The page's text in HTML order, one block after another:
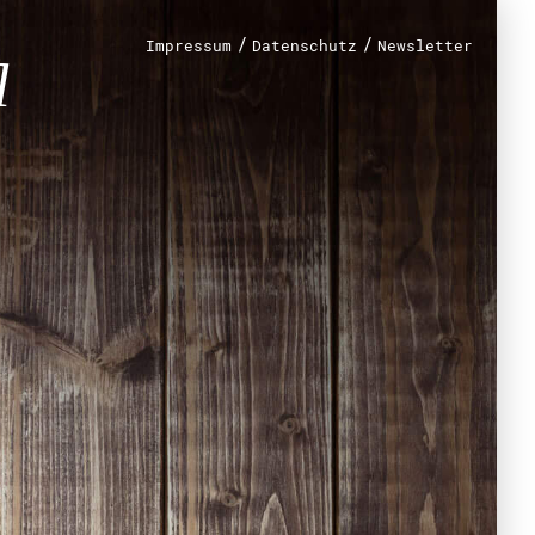
Impressum / Datenschutz / Newsletter